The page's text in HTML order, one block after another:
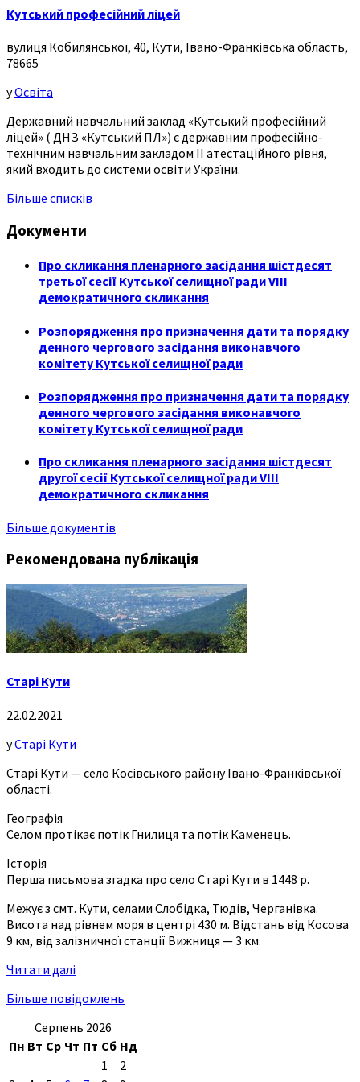
Кутський професійний ліцей
вулиця Кобилянської, 40, Кути, Івано-Франківська область,
78665
уОсвіта
Державний навчальний заклад «Кутський професійний
ліцей» ( ДНЗ «Кутський ПЛ») є державним професійно-
технічним навчальним закладом ІІ атестаційного рівня,
який входить до системи освіти України.
Більше списків
Документи
Про скликання пленарного засідання шістдесят
третьої сесії Кутської селищної ради VIII
демократичного скликання
Розпорядження про призначення дати та порядку
денного чергового засідання виконавчого
комітету Кутської селищної ради
Розпорядження про призначення дати та порядку
денного чергового засідання виконавчого
комітету Кутської селищної ради
Про скликання пленарного засідання шістдесят
другої сесії Кутської селищної ради VIII
демократичного скликання
Більше документів
Рекомендована публікація
Старі Кути
22.02.2021
уСтарі Кути
Старі Кути — село Косівського району Івано-Франківської
області.
Географія
Селом протікає потік Гнилиця та потік Каменець.
Історія
Перша письмова згадка про село Старі Кути в 1448 р.
Межує з смт. Кути, селами Слобідка, Тюдів, Черганівка.
Висота над рівнем моря в центрі 430 м. Відстань від Косова
9 км, від залізничної станції Вижниця — 3 км.
Читати далі
Більше повідомлень
Серпень 2026
Пн Вт Ср Чт Пт Сб Нд
1
2